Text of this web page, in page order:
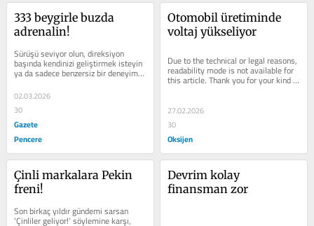
333 beygirle buzda
adrenalin!
Sürüşü seviyor olun, direksiyon
başında kendinizi geliştirmek isteyin
ya da sadece benzersiz bir deneyim
yaşamak isteyin… Volkswagen’in...
02.03.2026
30
Gazete
Pencere
Otomobil üretiminde
voltaj yükseliyor
Due to the technical or legal reasons,
readability mode is not available for
this article. Thank you for your kind
27.02.2026
30
Oksijen
Çinli markalara Pekin
freni!
Son birkaç yıldır gündemi sarsan
‘Çinliler geliyor!’ söylemine karşı,
Devrim kolay
finansman zor